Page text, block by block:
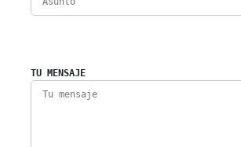
TU MENSAJE